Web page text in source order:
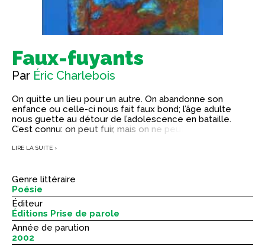
Faux-fuyants
Par Éric Charlebois
On quitte un lieu pour un autre. On abandonne son
enfance ou celle-ci nous fait faux bond; l’âge adulte
nous guette au détour de l’adolescence en bataille.
C’est connu: on peut fuir, mais on ne peut se fuir. Vivre,
tient le pari d’une poésie active, en route, qui se jette
dans la mêlée: son corps et biens; corps et âme.
LIRE LA SUITE ›
Genre littéraire
Poésie
Éditeur
Éditions Prise de parole
Année de parution
2002